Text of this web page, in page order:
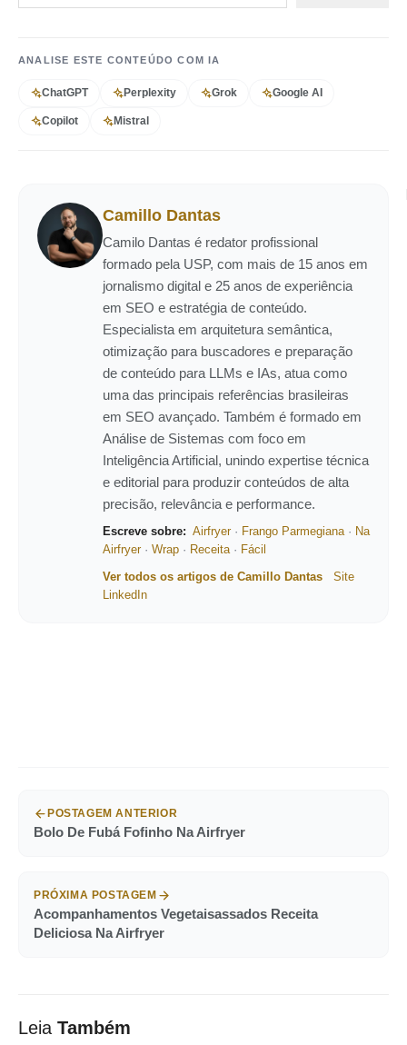
ANALISE ESTE CONTEÚDO COM IA
ChatGPT Perplexity Grok Google AI
Copilot Mistral
Camillo Dantas
Camilo Dantas é redator profissional
formado pela USP, com mais de 15 anos em
jornalismo digital e 25 anos de experiência
em SEO e estratégia de conteúdo.
Especialista em arquitetura semântica,
otimização para buscadores e preparação
de conteúdo para LLMs e IAs, atua como
uma das principais referências brasileiras
em SEO avançado. Também é formado em
Análise de Sistemas com foco em
Inteligência Artificial, unindo expertise técnica
e editorial para produzir conteúdos de alta
precisão, relevância e performance.
Escreve sobre: Airfryer· Frango Parmegiana· Na
Airfryer· Wrap · Receita· Fácil
Ver todos os artigos de Camillo Dantas
Site
LinkedIn
POSTAGEM ANTERIOR
Bolo De Fubá Fofinho Na Airfryer
PRÓXIMA POSTAGEM
Acompanhamentos Vegetaisassados Receita
Deliciosa Na Airfryer
Leia Também